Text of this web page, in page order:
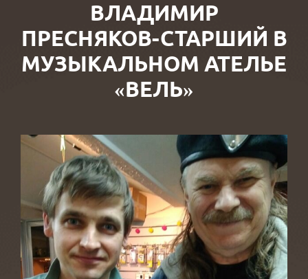
ВЛАДИМИР
ПРЕСНЯКОВ-СТАРШИЙ В
МУЗЫКАЛЬНОМ АТЕЛЬЕ
«ВЕЛЬ»